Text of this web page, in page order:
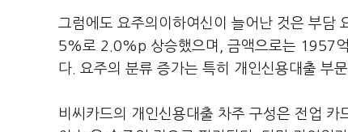
그럼에도 요주의이하여신이 늘어난 것은 부담
5%로 2.0%p 상승했으며, 금액으로는 1957
다. 요주의 분류 증가는 특히 개인신용대출 부
비씨카드의 개인신용대출 차주 구성은 전업